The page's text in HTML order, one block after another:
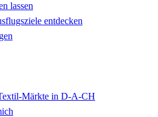
lassen
entdecken
Märkte in D-A-CH